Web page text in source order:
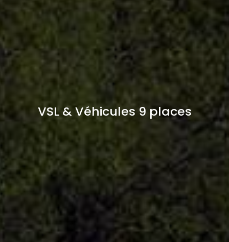
VSL & Véhicules 9 places